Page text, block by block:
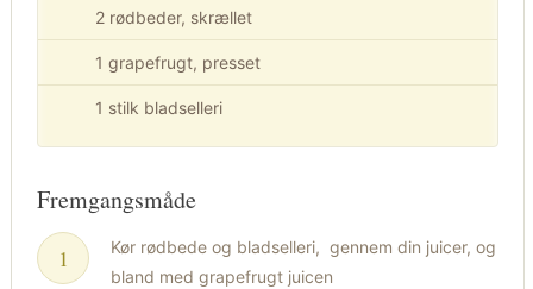
2 rødbeder, skrællet
1 grapefrugt, presset
1 stilk bladselleri
Fremgangsmåde
Kør rødbede og bladselleri, gennem din juicer, og
bland med grapefrugt juicen